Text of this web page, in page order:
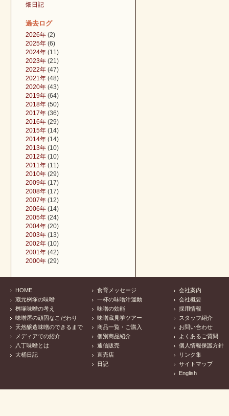
畑日記
過去ログ
2026年 (2)
2025年 (6)
2024年 (11)
2023年 (21)
2022年 (47)
2021年 (48)
2020年 (43)
2019年 (64)
2018年 (50)
2017年 (36)
2016年 (29)
2015年 (14)
2014年 (14)
2013年 (10)
2012年 (10)
2011年 (11)
2010年 (29)
2009年 (17)
2008年 (17)
2007年 (12)
2006年 (14)
2005年 (24)
2004年 (20)
2003年 (13)
2002年 (10)
2001年 (42)
2000年 (29)
HOME
蔵元桝塚の味噌
桝塚味噌の考え
味噌屋の頑固なこだわり
天然醸造味噌のできるまで
メディアでの紹介
八丁味噌とは
大桶日記
食育メッセージ
一杯の味噌汁運動
味噌の効能
味噌蔵見学ツアー
商品一覧・ご購入
個別商品紹介
通信販売
直売店
日記
会社案内
会社概要
採用情報
スタッフ紹介
お問い合わせ
よくあるご質問
個人情報保護方針
リンク集
サイトマップ
English